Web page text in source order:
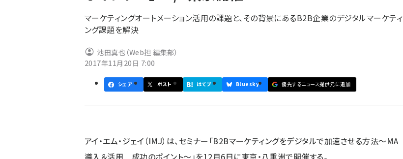
マーケティングオートメーション活用の課題と、その背景にあるB2B企業のデジタルマーケティ
ング課題を解決
池田真也（Web担 編集部）
2017年11月20日 7:00
シェア ポスト はてブ Bluesky 優先するニュース提供元に追加
アイ・エム・ジェイ（IMJ）は、セミナー「B2Bマーケティングをデジタルで加速させる方法～MA
導入＆活用 成功のポイント～」を12月6日に東京・八重洲で開催する。